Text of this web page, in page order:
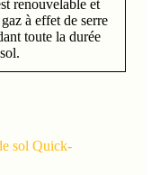
renouvelable et
à effet de serre
toute la durée
sol Quick-